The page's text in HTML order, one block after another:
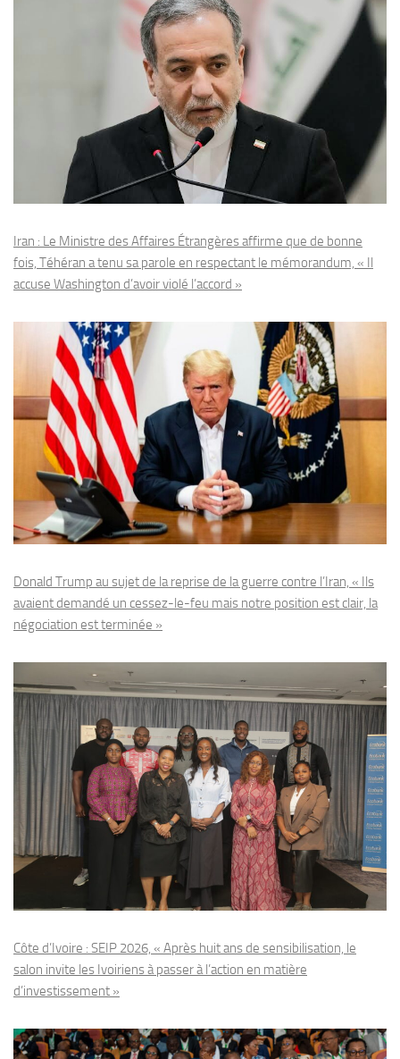
Iran : Le Ministre des Affaires Étrangères affirme que de bonne
fois, Téhéran a tenu sa parole en respectant le mémorandum, « Il
accuse Washington d’avoir violé l’accord »
Donald Trump au sujet de la reprise de la guerre contre l’Iran, « Ils
avaient demandé un cessez-le-feu mais notre position est clair, la
négociation est terminée »
Côte d’Ivoire : SEIP 2026, « Après huit ans de sensibilisation, le
salon invite les Ivoiriens à passer à l’action en matière
d’investissement »